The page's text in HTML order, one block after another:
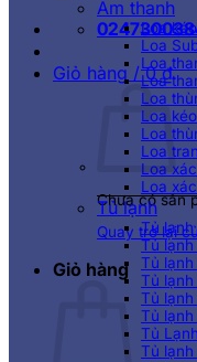
Giỏ hàng /0₫
Chưa có sản
Quay trở lại
Giỏ hàng
Âm thanh
Loa
Loa
Loa
Loa
Loa
Loa
Loa
Loa
Loa
Loa
Tủ lạnh
Tủ lạnh
Tủ
Tủ
Tủ lạnh
Tủ
Tủ lạnh
Tủ
Tủ lạnh